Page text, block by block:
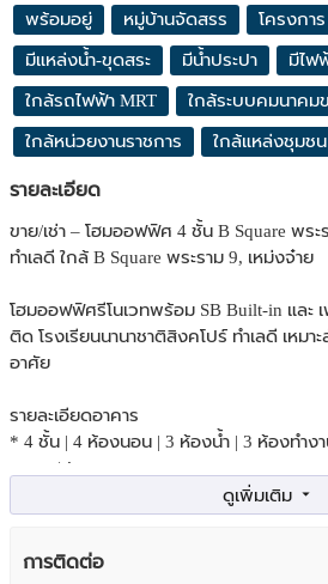
พร้อมอยู่ หมู่บ้านจัดสรร โครงการ
มีแหล่งน้ำ-ขุดสระ มีน้ำประปา มีไฟ
ใกล้รถไฟฟ้า MRT ใกล้ระบบคมนาคม
ใกล้หน่วยงานราชการ ใกล้แหล่งชุมชน
รายละเอียด
ขาย/เช่า – โฮมออฟฟิศ 4 ชั้น B Square พระ
ทำเลดี ใกล้ B Square พระราม 9, เหม่งจ๋าย
โฮมออฟฟิศรีโนเวทพร้อม SB Built-in และ
ติด โรงเรียนนานาชาติสิงคโปร์ ทำเลดี เหม
อาศัย
รายละเอียดอาคาร
* 4 ชั้น | 4 ห้องนอน | 3 ห้องน้ำ | 3 ห้องทำง
อาหาร/ประชุม
* ระเบียงใหญ่ หลังบ้านต่อเติม 2 ชั้น
* กล้องวงจรปิด 8 ตัว
การติดต่อ